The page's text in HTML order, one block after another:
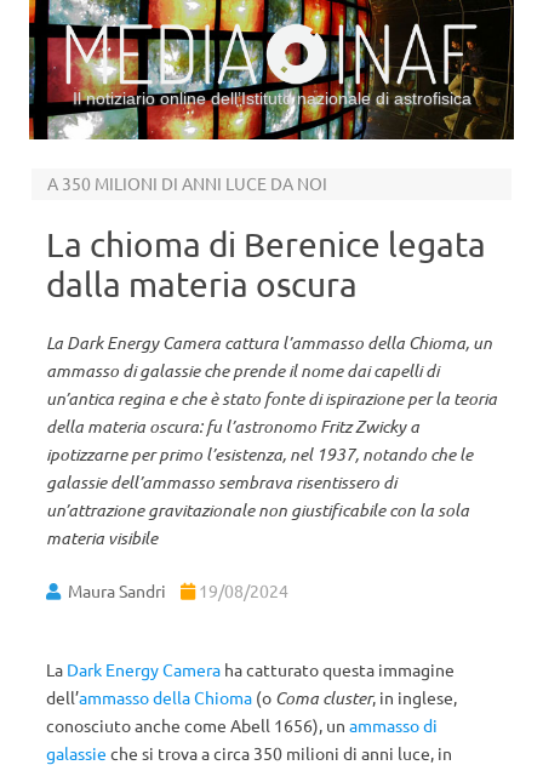
Il notiziario online dell’Istituto nazionale di astrofisica
A 350 MILIONI DI ANNI LUCE DA NOI
La chioma di Berenice legata
dalla materia oscura
La Dark Energy Camera cattura l’ammasso della Chioma, un
ammasso di galassie che prende il nome dai capelli di
un’antica regina e che è stato fonte di ispirazione per la teoria
della materia oscura: fu l’astronomo Fritz Zwicky a
ipotizzarne per primo l’esistenza, nel 1937, notando che le
galassie dell’ammasso sembrava risentissero di
un’attrazione gravitazionale non giustificabile con la sola
materia visibile
Maura Sandri 19/08/2024
La Dark Energy Camera ha catturato questa immagine
dell’ammasso della Chioma (o Coma cluster, in inglese,
conosciuto anche come Abell 1656), un ammasso di
galassie che si trova a circa 350 milioni di anni luce, in